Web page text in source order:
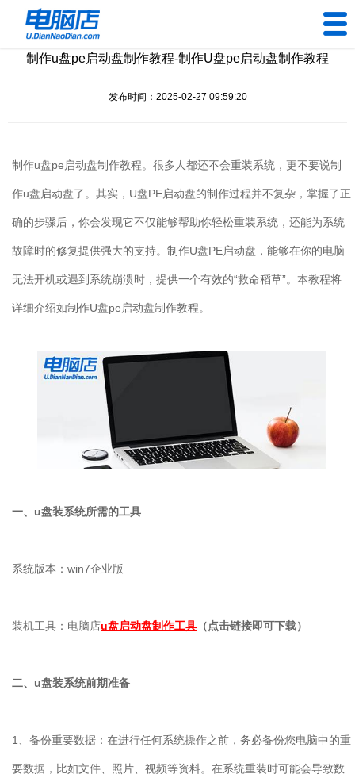
U盘工具
装机问题
电脑问题
制作u盘pe启动盘制作教程-制作U盘pe启动盘制作教程
发布时间：2025-02-27 09:59:20
制作u盘pe启动盘制作教程。很多人都还不会重装系统，更不要说制
作u盘启动盘了。其实， U盘PE启动盘的制作过程并不复杂，掌握了正
确的步骤后，你会发现它不仅能够帮助你轻松重装系统，还能为系统
故障时的修复提供强大的支持。制作U盘PE启动盘，能够在你的电脑
无法开机或遇到系统崩溃时，提供一个有效的“救命稻草”。本教程将
详细介绍如制作U盘pe启动盘制作教程。
一、 u盘装系统所需的工具
系统版本： win7企业版
装机工具：电脑店u盘启动盘制作工具 （点击链接即可下载）
二、 u盘装系统前期准备
1 、备份重要数据：在进行任何系统操作之前，务必备份您电脑中的重
要数据，比如文件、照片、视频等资料。在系统重装时可能会导致数